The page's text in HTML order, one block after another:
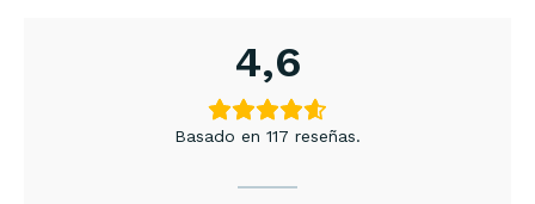
4,6
Basado en 117 reseñas.